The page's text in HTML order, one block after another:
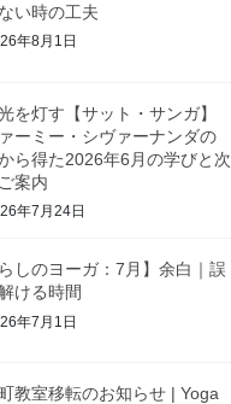
い時の工夫
年8月1日
を灯す【サット・サンガ】
ーミー・シヴァーナンダの
ら得た2026年6月の学びと次
案内
年7月24日
らしのヨーガ：7月】余白｜誤
ける時間
年7月1日
教室移転のお知らせ | Yoga